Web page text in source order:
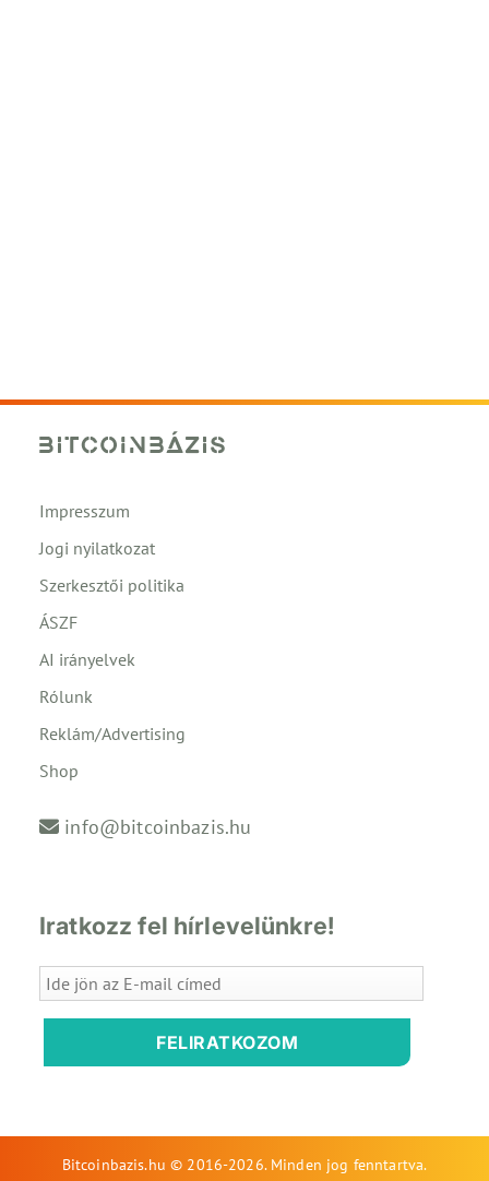
Impresszum
Jogi nyilatkozat
Szerkesztői politika
ÁSZF
AI irányelvek
Rólunk
Reklám/Advertising
Shop
info@bitcoinbazis.hu
Iratkozz fel hírlevelünkre!
FELIRATKOZOM
Bitcoinbazis.hu © 2016-2026. Minden jog fenntartva.